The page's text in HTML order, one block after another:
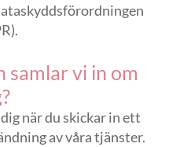
vi in om
när du skickar in ett
av våra tjänster.